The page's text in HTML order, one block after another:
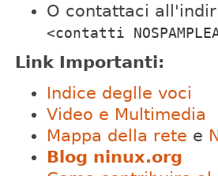
O contattaci
<contatti
Link Importanti:
Indice deglle voci
Video e Multimedia
Mappa della rete e
Blog ninux.org